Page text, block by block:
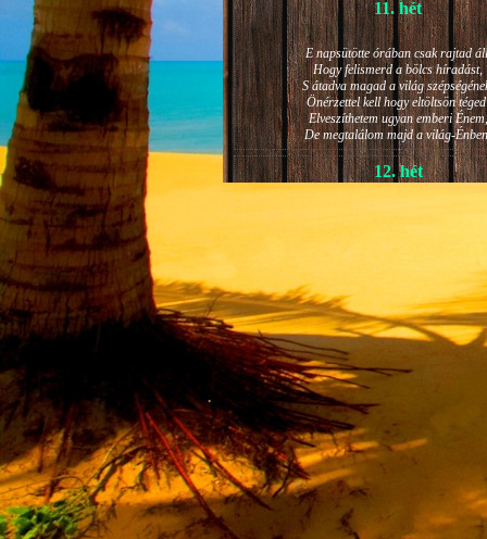
11. hét
E napsütötte órában csak rajtad
Hogy felismerd a bölcs híradást,
S átadva magad a világ
Önérzettel kell hogy eltöltsön
Elveszíthetem ugyan emberi Énem,
De megtalálom majd a világ-
12. hét
Késztessem kozmikus
Életem isteni képességeit:
Hogy saját lényemet elhagyjam,
S bizakodva keressem önmagam
A kozmikus hő- és fényáradatban.
13. hét
És szárnyalván érzéki
Lelkem mélységeiben is fellobban,
S az isteni igazság szava szól
A szellem tüzének világából:
Szellemi alapjaidhoz eljutva ismerd
Hogy rokonságban állsz a